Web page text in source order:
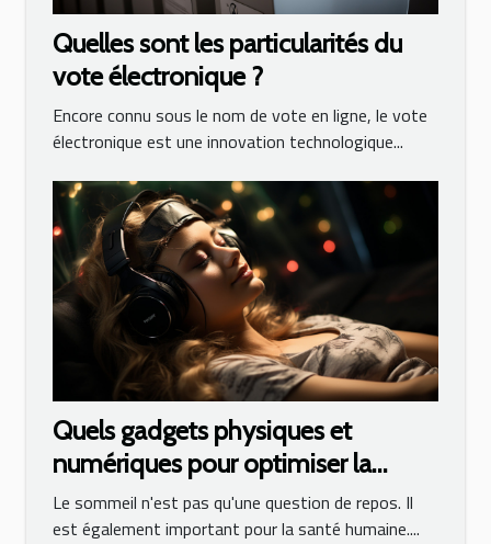
Quelles sont les particularités du
vote électronique ?
Encore connu sous le nom de vote en ligne, le vote
électronique est une innovation technologique...
Quels gadgets physiques et
numériques pour optimiser la
qualité de son sommeil ?
Le sommeil n'est pas qu'une question de repos. Il
est également important pour la santé humaine....